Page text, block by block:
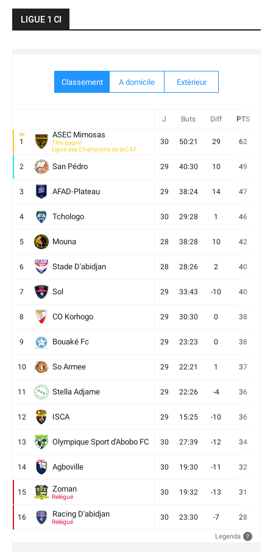
LIGUE 1 CI
Classement A domicile Extèrieur
J Buts Diff PTS
1
ASEC Mimosas
Titre gagné
Ligue des Champions de la CAF
30 50:21 29 62
2 San Pédro 29 40:30 10 49
3 AFAD-Plateau 29 38:24 14 47
4 Tchologo 30 29:28 1 46
5 Mouna 28 38:28 10 42
6 Stade D'abidjan 28 28:26 2 40
7 Sol 29 33:43 -10 40
8 CO Korhogo 29 30:30 0 38
9 Bouaké Fc 29 23:23 0 38
10 So Armee 29 22:21 1 37
11 Stella Adjame 29 22:26 -4 36
12 ISCA 29 15:25 -10 36
13 Olympique Sport d'Abobo FC 30 27:39 -12 34
14 Agboville 30 19:30 -11 32
15 Zoman
Relégué
30 19:32 -13 31
16 Racing D'abidjan
Relégué
30 23:30 -7 28
Legenda ?